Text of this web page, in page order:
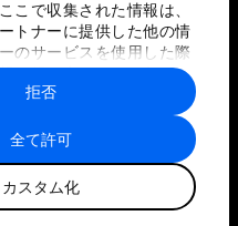
こで収集された情報は、
トナーに提供した他の情
のサービスを使用した際
と組み合わされ、各パー
用されることがありま
全て許可
カスタム化
拒否
ーと利用規約
ップ
フォーラム